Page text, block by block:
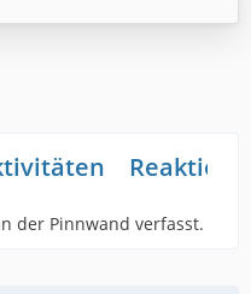
der Pinnwand verfasst.